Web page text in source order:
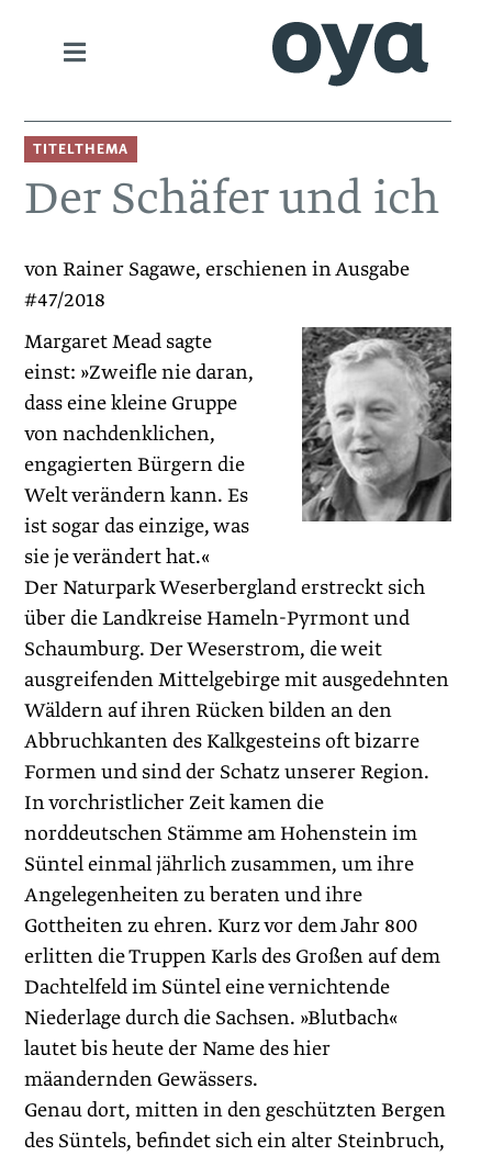
TITELTHEMA
Der Schäfer und ich
von Rainer Sagawe, erschienen in Ausgabe
#47/2018
Margaret Mead sagte
einst: »Zweifle nie daran,
dass eine kleine Gruppe
von nachdenklichen,
engagierten Bürgern die
Welt verändern kann. Es
ist sogar das einzige, was
sie je verändert hat.«
Der Naturpark Weserbergland erstreckt sich
über die Landkreise Hameln-Pyrmont und
Schaumburg. Der Weserstrom, die weit
ausgreifenden Mittelgebirge mit ausgedehnten
Wäldern auf ihren ­Rücken bilden an den
Abbruchkanten des Kalkgesteins oft bizarre
Formen und sind der Schatz unserer Region.
In vorchristlicher Zeit kamen die
norddeutschen Stämme am Hohenstein im
Süntel einmal jährlich zusammen, um ihre
Angelegenheiten zu beraten und ihre
Gottheiten zu ehren. Kurz vor dem Jahr 800
erlitten die Truppen Karls des Großen auf dem
Dachtelfeld im Süntel eine vernichtende
Niederlage durch die Sachsen. »Blutbach«
lautet bis heute der Name des hier
mäandernden Gewässers.
Genau dort, mitten in den geschützten Bergen
des Süntels, befindet sich ein alter Steinbruch,